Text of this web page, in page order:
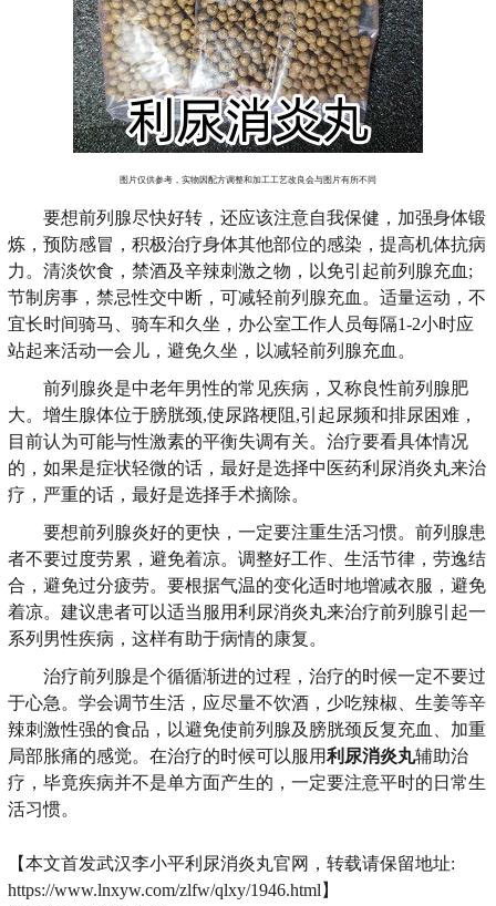
图片仅供参考，实物因配方调整和加工工艺改良会与图片有所不同
要想前列腺尽快好转，还应该注意自我保健，加强身体锻
炼，预防感冒，积极治疗身体其他部位的感染，提高机体抗病
力。清淡饮食，禁酒及辛辣刺激之物，以免引起前列腺充血;
节制房事，禁忌性交中断，可减轻前列腺充血。适量运动，不
宜长时间骑马、骑车和久坐，办公室工作人员每隔1-2小时应
站起来活动一会儿，避免久坐，以减轻前列腺充血。
前列腺炎是中老年男性的常见疾病，又称良性前列腺肥
大。增生腺体位于膀胱颈,使尿路梗阻,引起尿频和排尿困难，
目前认为可能与性激素的平衡失调有关。治疗要看具体情况
的，如果是症状轻微的话，最好是选择中医药利尿消炎丸来治
疗，严重的话，最好是选择手术摘除。
要想前列腺炎好的更快，一定要注重生活习惯。前列腺患
者不要过度劳累，避免着凉。调整好工作、生活节律，劳逸结
合，避免过分疲劳。要根据气温的变化适时地增减衣服，避免
着凉。建议患者可以适当服用利尿消炎丸来治疗前列腺引起一
系列男性疾病，这样有助于病情的康复。
治疗前列腺是个循循渐进的过程，治疗的时候一定不要过
于心急。学会调节生活，应尽量不饮酒，少吃辣椒、生姜等辛
辣刺激性强的食品，以避免使前列腺及膀胱颈反复充血、加重
局部胀痛的感觉。在治疗的时候可以服用利尿消炎丸辅助治
疗，毕竟疾病并不是单方面产生的，一定要注意平时的日常生
活习惯。
【本文首发武汉李小平利尿消炎丸官网，转载请保留地址:
https://www.lnxyw.com/zlfw/qlxy/1946.html】